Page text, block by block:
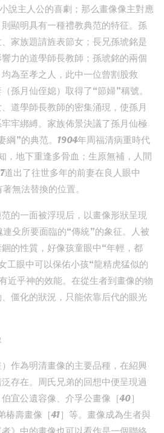
說主人公的喜劇；那么畫像像主對應
顯明具有一種禮教典范的特征。孫
家族題請旌表節女；長兄孫琥銘是
力的道學師長教師；孫琥銘的兩個
為至孝之人，此中一位曾割股救
孫月仙侄媳）取得了“節婦”稱號。
道學師長教師的密集涌現，使孫月
牢綁縛。家族佈景決議了孫月仙極
綱”的典范。1904年周福清病重時代
，地下重逢多骨血；生原無補，人間
出了往世多年的前妻在良人眼中
無法替換的位置。
的一面被浮現后，以畫像形狀呈現
殳所要面臨的“傳統”的象征。人被
的性質，好像孩童眼中“年輕，都
工眼中可以保佑小孩“龍精虎猛似的
近乎神的效能。在從生者到畫像的物
僵化的狀況，只能依靠后代的眼光
作為明清畫像的主要品種，在紹興
存在。周氏兄弟的回想中便呈現過
宜公遺容像、介孚公畫像［40］
椿壽畫像［41］等。畫像成為生者與